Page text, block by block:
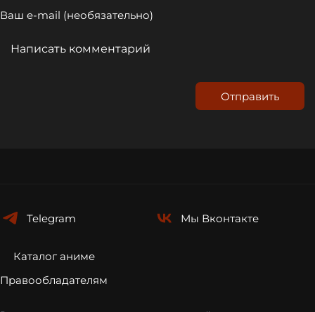
Отправить
Telegram Мы Вконтакте
Каталог аниме
Правообладателям